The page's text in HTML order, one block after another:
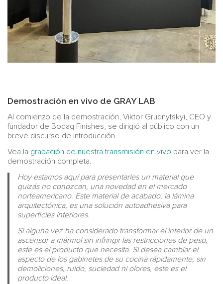
Demostración en vivo de GRAY LAB
Al comienzo de la demostración, Viktor Grudnytskyi, CEO y
fundador de Bodaq Finishes, se dirigió al público con un
breve discurso de introducción.
Vea la grabación de nuestra transmisión en vivo para ver la
demostración completa.
Hoy estamos aquí para presentarles un material que
quizás no conozcan, una novedad en el mercado
norteamericano. Este material de acabado, la lámina
arquitectónica, es una solución autoadhesiva para
superficies interiores.
Si alguna vez ha considerado transformar el interior de un
ascensor a mármol sin infringir las restricciones de peso,
este es el producto que necesita. Si desea cambiar el
aspecto de los gabinetes de su cocina rápidamente, sin
demoliciones, ruido, suciedad ni olores, este es el
producto ideal.